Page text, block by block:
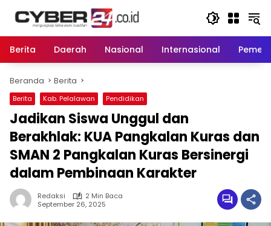
Berita
Daerah Nasional Internasional
Beranda Berita
Berita Kab. Pelalawan Pendidikan
Jadikan Siswa Unggul dan
Berakhlak: KUA Pangkalan Kuras dan
SMAN 2 Pangkalan Kuras Bersinergi
dalam Pembinaan Karakter
Redaksi
2 Min Baca
September 26, 2025